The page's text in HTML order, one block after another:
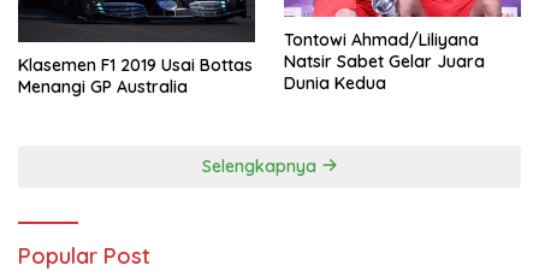
Klasemen F1 2019 Usai Bottas
Menangi GP Australia
Tontowi Ahmad/Liliyana
Natsir Sabet Gelar Juara
Dunia Kedua
Selengkapnya
Popular Post